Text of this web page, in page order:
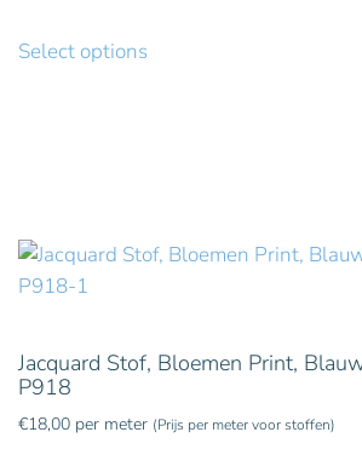
Select options
Jacquard Stof, Bloemen Print,
P918
€18,00 per meter (Prijs per meter voor stoffen)